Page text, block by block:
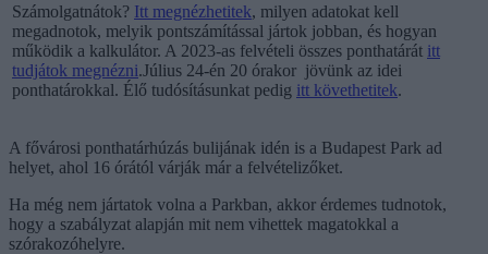
Számolgatnátok? Itt megnézhetitek, milyen adatokat kell
megadnotok, melyik pontszámítással jártok jobban, és hogyan
működik a kalkulátor. A 2023-as felvételi összes ponthatárát itt
tudjátok megnézni.Július 24-én 20 órakor jövünk az idei
ponthatárokkal. Élő tudósításunkat pedig itt követhetitek.
A fővárosi ponthatárhúzás bulijának idén is a Budapest Park ad
helyet, ahol 16 órától várják már a felvételizőket.
Ha még nem jártatok volna a Parkban, akkor érdemes tudnotok,
hogy a szabályzat alapján mit nem vihettek magatokkal a
szórakozóhelyre.